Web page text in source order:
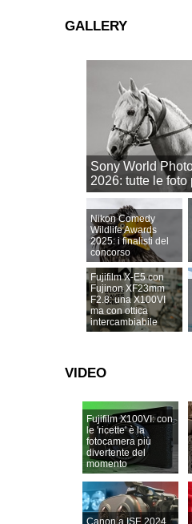
GALLERY
Sony World
2026: tutte le foto
Nikon Comedy
Wildlife Awards
2025: i finalisti del
concorso
Fujifilm X-E5 con
Fujinon XF23mm
F2.8: una X100VI
ma con ottica
intercambiabile
VIDEO
Fujifilm X100VI: con
le 'ricette' è la
fotocamera più
divertente del
momento